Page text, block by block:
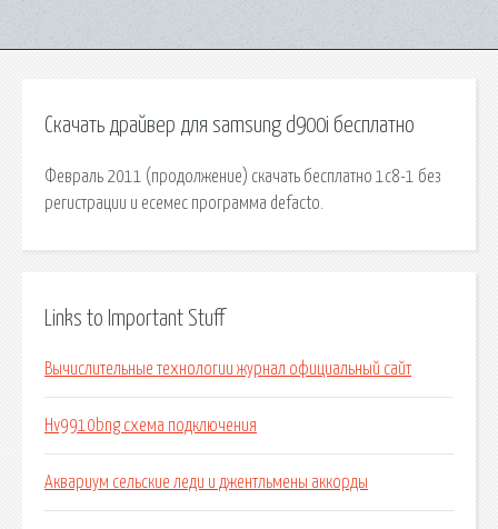
Скачать драйвер для samsung d900i бесплатно
Февраль 2011 (продолжение) скачать бесплатно 1с8-1 без
регистрации и есемес программа defacto.
Links to Important Stuff
Вычислительные технологии журнал официальный сайт
Hv9910bng схема подключения
Аквариум сельские леди и джентльмены аккорды